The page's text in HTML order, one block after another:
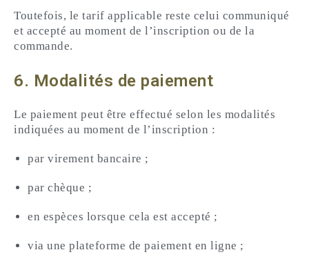
Toutefois, le tarif applicable reste celui communiqué
et accepté au moment de l’inscription ou de la
commande.
6. Modalités de paiement
Le paiement peut être effectué selon les modalités
indiquées au moment de l’inscription :
par virement bancaire ;
par chèque ;
en espèces lorsque cela est accepté ;
via une plateforme de paiement en ligne ;